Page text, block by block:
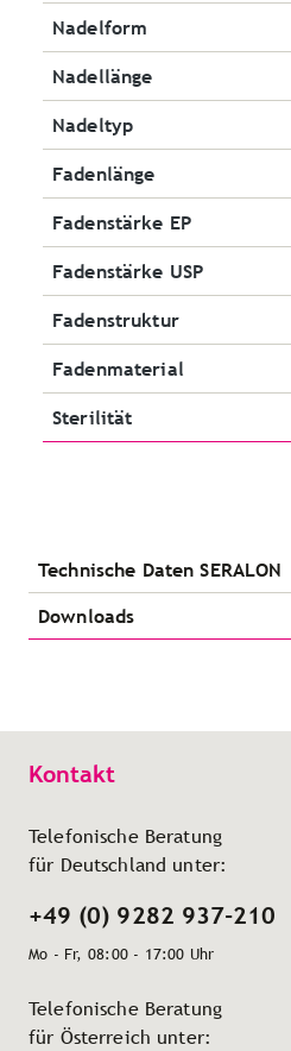
Nadelform
Nadellänge
Nadeltyp
Fadenlänge
Fadenstärke EP
Fadenstärke USP
Fadenstruktur
Fadenmaterial
Sterilität
Technische Daten SERALON
Downloads
Kontakt
Telefonische Beratung
für Deutschland unter:
+49 (0) 9282 937-210
Mo - Fr, 08:00 - 17:00 Uhr
Telefonische Beratung
für Österreich unter: